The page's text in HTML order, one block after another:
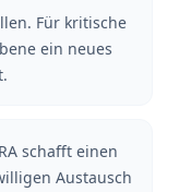
Für kritische
ein neues
schafft einen
Austausch